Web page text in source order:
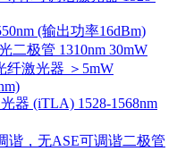
(输出功率16dBm)
二极管 1310nm 30mW
纤激光器 ＞5mW
器 (iTLA) 1528-1568nm
谐，无ASE可调谐二极管